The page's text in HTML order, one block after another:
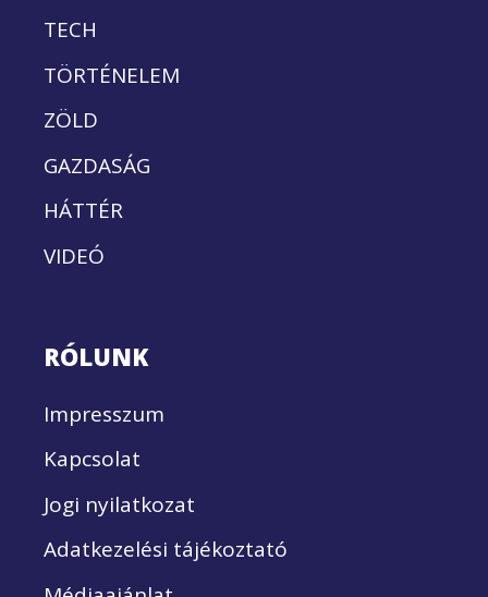
TECH
TÖRTÉNELEM
ZÖLD
GAZDASÁG
HÁTTÉR
VIDEÓ
RÓLUNK
Impresszum
Kapcsolat
Jogi nyilatkozat
Adatkezelési tájékoztató